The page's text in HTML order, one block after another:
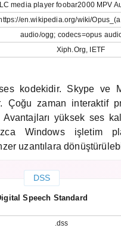
media player foobar2000 MPV
en.wikipedia.org/wiki/
audio/ogg; codecs=opus
Xiph.Org, IETF
ses kodekidir. Skype ve
Çoğu zaman interaktif
Avantajları yüksek ses
Windows işletim
uzantılara
DSS
Speech Standard
.dss